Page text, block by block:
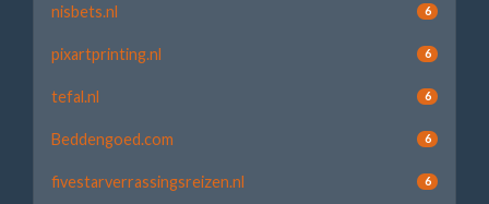
nisbets.nl 6
pixartprinting.nl 6
tefal.nl 6
Beddengoed.com 6
fivestarverrassingsreizen.nl 6